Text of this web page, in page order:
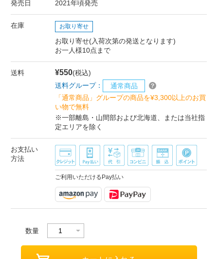
発売日 2021年頃発売
在庫 お取り寄せ
お取り寄せ(入荷次第の発送となります)
お一人様10点まで
送料 ¥550(税込)
送料グループ：
通常商品
「通常商品」グループの商品を¥3,300以上のお買
い物で無料
※一部離島・山間部および北海道、または当社指
定エリアを除く
お支払い
方法
ご利用いただけるPay払い
数量